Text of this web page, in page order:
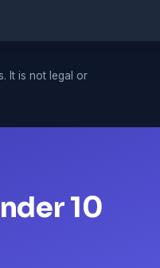
It is not legal or
10